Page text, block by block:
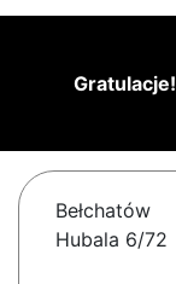
Gratulacje!
Bełchatów
Hubala 6/72